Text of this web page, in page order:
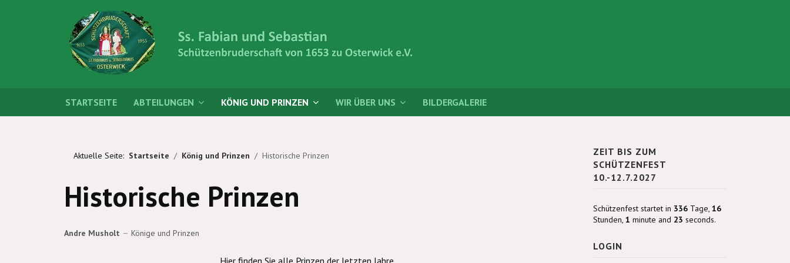
STARTSEITE ABTEILUNGEN KÖNIG UND PRINZEN WIR ÜBER UNS BILDERGALERIE
Aktuelle Seite: Startseite König und Prinzen Historische Prinzen
Historische Prinzen
Andre Musholt Könige und Prinzen
Hier finden Sie alle Prinzen der letzten Jahre
ZEIT BIS ZUM
SCHÜTZENFEST
10.-12.7.2027
Schützenfest startet in 336 Tage, 16
Stunden, 1 minute and 23 seconds.
LOGIN